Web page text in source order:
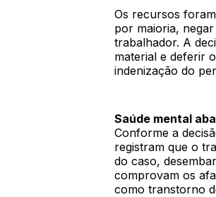
Os recursos
por maioria,
trabalhador. A
material e deferir
indenização do
Saúde mental
Conforme a
registram que o
do caso,
comprovam os
como transtorno